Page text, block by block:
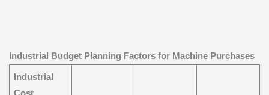
Industrial Budget Planning Factors for Machine Purchases
Industrial